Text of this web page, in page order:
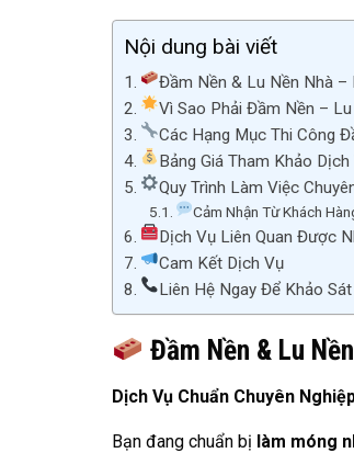
Nội dung bài viết
Đầm Nền & Lu Nền Nhà
Vì Sao Phải Đầm Nền –
Các Hạng Mục Thi Công
Bảng Giá Tham Khảo Dịch
Quy Trình Làm Việc
Cảm Nhận Từ Khách
Dịch Vụ Liên Quan Được
Cam Kết Dịch Vụ
Liên Hệ Ngay Để Khảo
Đầm Nền & Lu
Dịch Vụ Chuẩn Chuyên
Bạn đang chuẩn bị làm móng